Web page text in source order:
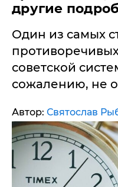
другие
Один из самых
советской
сожалению, не
Автор: Святослав